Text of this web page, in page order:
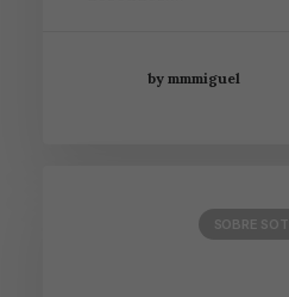
by mmmiguel
SOBRE